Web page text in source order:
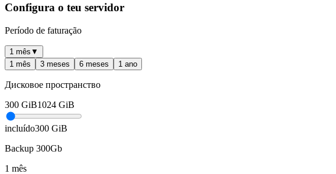
Configura o teu servidor
Período de faturação
1 mês ▼
1 mês
3 meses 6 meses 1 ano
Дисковое пространство
300 GiB1024 GiB
incluído300 GiB
Backup 300Gb
1 mês